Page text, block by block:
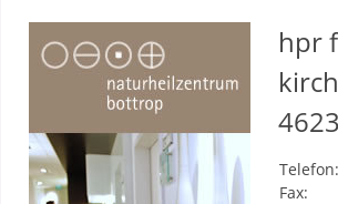
hpr
Telefon:
Fax: